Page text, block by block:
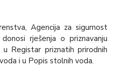
Agencija za sigurnost
rješenja o priznavanju
Registar priznatih prirodnih
i u Popis stolnih voda.